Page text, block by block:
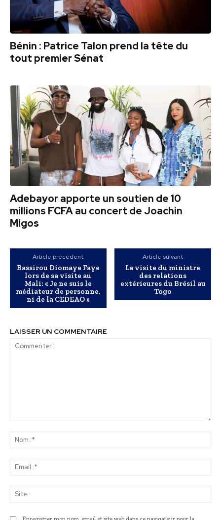
Bénin : Patrice Talon prend la tête du
tout premier Sénat
Adebayor apporte un soutien de 10
millions FCFA au concert de Joachin
Migos
Article précédent
Bassirou Diomaye Faye
lors de sa visite au
Mali: « Je ne suis le
médiateur de personne,
ni de la CEDEAO »
Article suivant
La visite du ministre
des relations
extérieures du Brésil au
Togo
LAISSER UN COMMENTAIRE